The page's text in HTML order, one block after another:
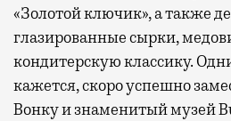
«Золотой ключик», а также
глазированные сырки,
кондитерскую классику.
кажется, скоро успешно
Вонку и знаменитый музей